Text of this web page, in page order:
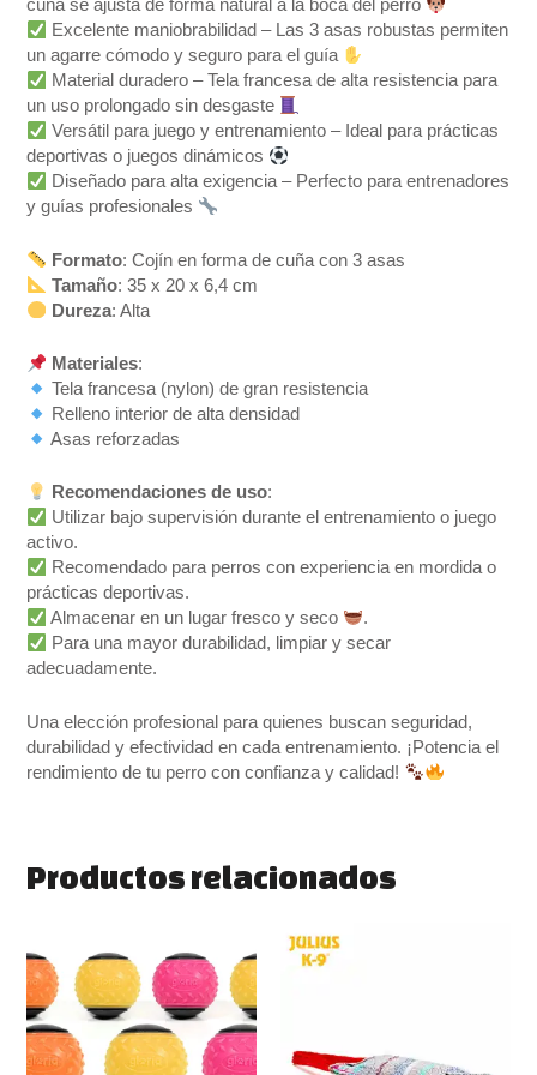
cuña se ajusta de forma natural a la boca del perro
Excelente maniobrabilidad – Las 3 asas robustas permiten
un agarre cómodo y seguro para el guía
Material duradero – Tela francesa de alta resistencia para
un uso prolongado sin desgaste
Versátil para juego y entrenamiento – Ideal para prácticas
deportivas o juegos dinámicos
Diseñado para alta exigencia – Perfecto para entrenadores
y guías profesionales
Formato: Cojín en forma de cuña con 3 asas
Tamaño: 35 x 20 x 6,4 cm
Dureza: Alta
Materiales:
Tela francesa (nylon) de gran resistencia
Relleno interior de alta densidad
Asas reforzadas
Recomendaciones de uso:
Utilizar bajo supervisión durante el entrenamiento o juego
activo.
Recomendado para perros con experiencia en mordida o
prácticas deportivas.
Almacenar en un lugar fresco y seco
.
Para una mayor durabilidad, limpiar y secar
adecuadamente.
Una elección profesional para quienes buscan seguridad,
durabilidad y efectividad en cada entrenamiento. ¡Potencia el
rendimiento de tu perro con confianza y calidad!
Productos relacionados
producto
tiene
múltiples
variantes.
Las